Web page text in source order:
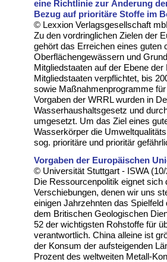
eine Richtlinie zur Änderung
Bezug auf prioritäre Stoffe im
© Lexxion Verlagsgesellschaft
Zu den vordringlichen Zielen der
gehört das Erreichen eines
Oberflächengewässern und
Mitgliedstaaten auf der Ebene
Mitgliedstaaten verpflichtet, bis
sowie Maßnahmenprogramme
Vorgaben der WRRL wurden in
Wasserhaushaltsgesetz und
umgesetzt. Um das Ziel eines
Wasserkörper die
sog. prioritäre und prioritär
Vorgaben der Europäischen
© Universität Stuttgart - ISWA
Die Ressourcenpolitik eignet
Verschiebungen, denen wir uns
einigen Jahrzehnten das
dem Britischen Geologischen
52 der wichtigsten Rohstoffe für
verantwortlich. China alleine ist
der Konsum der aufsteigenden
Prozent des weltweiten Metall-